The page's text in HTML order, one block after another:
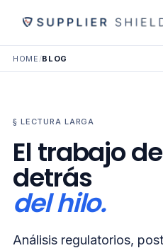
HOME /BLOG
§ LECTURA LARGA
El trabajo
detrás
del hilo.
Análisis regulatorios,